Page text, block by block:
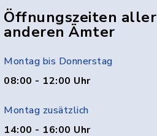
Öffnungszeiten aller
anderen Ämter
Montag bis Donnerstag
08:00 - 12:00 Uhr
Montag zusätzlich
14:00 - 16:00 Uhr